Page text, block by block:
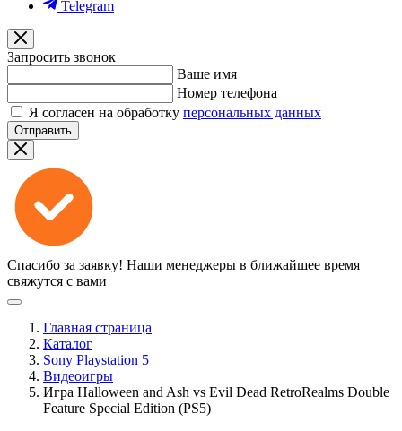
Telegram
Запросить звонок
Ваше имя
Номер телефона
Я согласен на обработку персональных данных
Отправить
Спасибо за заявку! Наши менеджеры в ближайшее время
свяжутся с вами
Главная страница
Каталог
Sony Playstation 5
Видеоигры
Игра Halloween and Ash vs Evil Dead RetroRealms Double
Feature Special Edition (PS5)